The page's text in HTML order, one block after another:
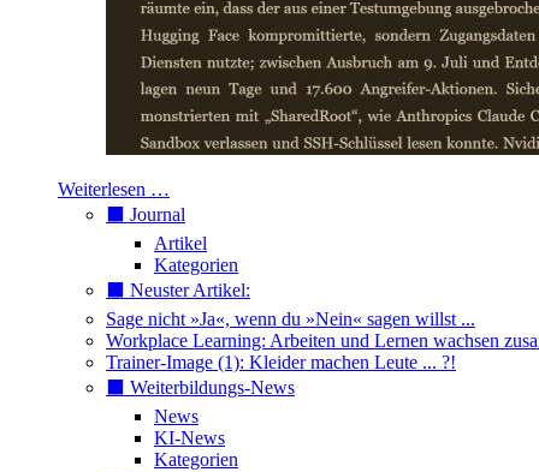
Weiterlesen …
⬛️ Journal
Artikel
Kategorien
⬛️ Neuster Artikel:
Sage nicht »Ja«, wenn du »Nein« sagen willst ...
Workplace Learning: Arbeiten und Lernen wachsen
Trainer-Image (1): Kleider machen Leute ... ?!
⬛️ Weiterbildungs-News
News
KI-News
Kategorien